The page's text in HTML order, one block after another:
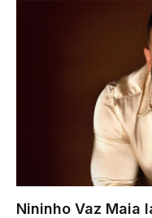
Nininho Vaz Maia